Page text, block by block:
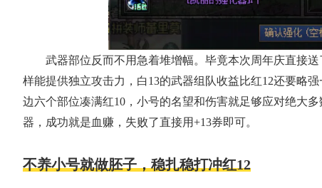
武器部位反而不用急着堆增幅。毕竟本次周年庆直接
样能提供独立攻击力，白13的武器组队收益比红12还要略
边六个部位凑满红10，小号的名望和伤害就足够应对绝大
器，成功就是血赚，失败了直接用+13券即可。
不养小号就做胚子，稳扎稳打冲红12